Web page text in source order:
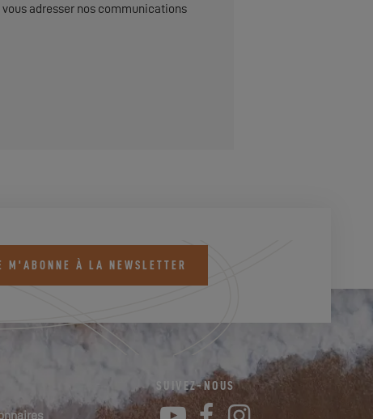
adresser nos communications
M'ABONNE À LA NEWSLETTER
SUIVEZ-NOUS